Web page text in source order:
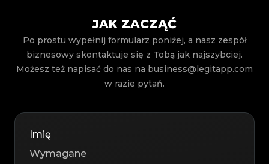
JAK ZACZĄĆ
Po prostu wypełnij formularz poniżej, a nasz zespół
biznesowy skontaktuje się z Tobą jak najszybciej.
Możesz też napisać do nas na business@legitapp.com
w razie pytań.
Imię